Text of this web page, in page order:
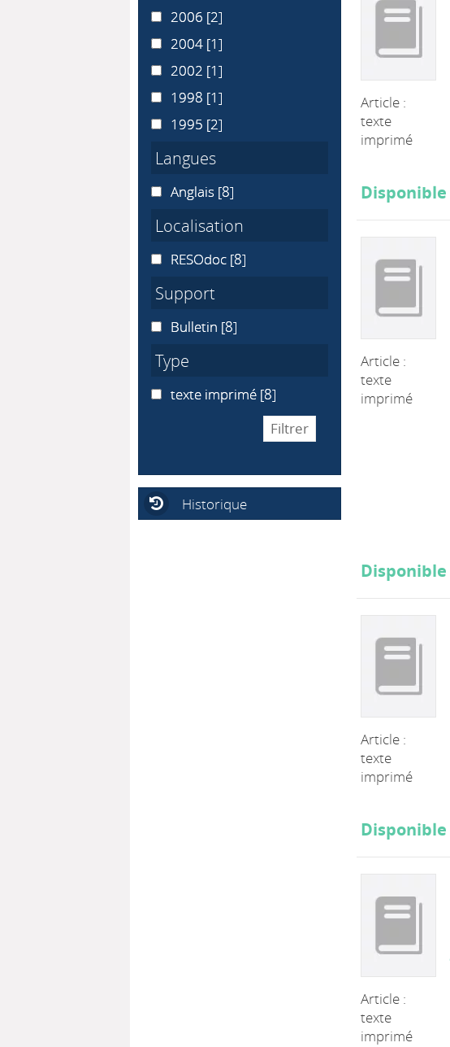
Article :
texte
imprimé
Disponible
Article :
texte
imprimé
Disponible
Article :
texte
imprimé
Disponible
Article :
texte
imprimé
20062006 [2]
20042004 [1]
20022002 [1]
19981998 [1]
19951995 [2]
Langues
Anglais
Anglais [8]
Localisation
RESOdoc
RESOdoc [8]
Support
Bulletin
Bulletin [8]
Type
texte imprimé
texte imprimé [8]
Historique